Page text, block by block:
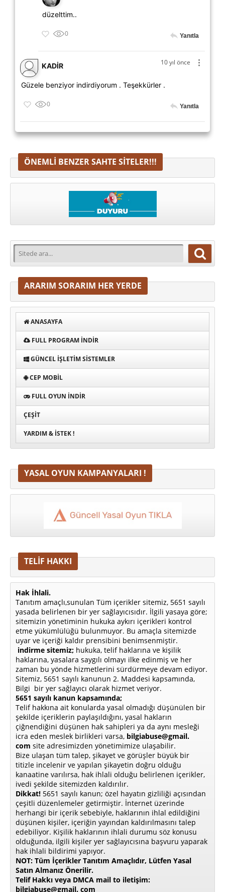
düzelttim..
0 Yanıtla
10 yıl önce
KADİR
Güzele benziyor indirdiyorum . Teşekkürler .
0 Yanıtla
ÖNEMLI BENZER SAHTE SITELER!!!
ARARIM SORARIM HER YERDE
ANASAYFA
FULL PROGRAM INDIR
GÜNCEL İŞLETIM SISTEMLER
CEP MOBIL
FULL OYUN İNDIR
ÇEŞIT
YARDIM & İSTEK !
YASAL OYUN KAMPANYALARI !
TELİF HAKKI
Hak İhlali.
Tanıtım amaçlı,sunulan Tüm içerikler sitemiz, 5651 sayılı
yasada belirlenen bir yer sağlayıcısıdır. İlgili yasaya göre;
sitemizin yönetiminin hukuka aykırı içerikleri kontrol
etme yükümlülüğü bulunmuyor. Bu amaçla sitemizde
uyar ve içeriği kaldır prensibini benimsenmiştir.
indirme sitemiz; hukuka, telif haklarına ve kişilik
haklarına, yasalara saygılı olmayı ilke edinmiş ve her
zaman bu yönde hizmetlerini sürdürmeye devam ediyor.
Sitemiz, 5651 sayılı kanunun 2. Maddesi kapsamında,
Bilgi bir yer sağlayıcı olarak hizmet veriyor.
5651 sayılı kanun kapsamında;
Telif hakkına ait konularda yasal olmadığı düşünülen bir
şekilde içeriklerin paylaşıldığını, yasal hakların
çiğnendiğini düşünen hak sahipleri ya da aynı mesleği
icra eden meslek birlikleri varsa, bilgiabuse@gmail.
com site adresimizden yönetimimize ulaşabilir.
Bize ulaşan tüm talep, şikayet ve görüşler büyük bir
titizle incelenir ve yapılan şikayetin doğru olduğu
kanaatine varılırsa, hak ihlali olduğu belirlenen içerikler,
ivedi şekilde sitemizden kaldırılır.
Dikkat! 5651 sayılı kanun; özel hayatın gizliliği açısından
çeşitli düzenlemeler getirmiştir. İnternet üzerinde
herhangi bir içerik sebebiyle, haklarının ihlal edildiğini
düşünen kişiler, içeriğin yayından kaldırılmasını talep
edebiliyor. Kişilik haklarının ihlali durumu söz konusu
olduğunda, ilgili kişiler yer sağlayıcısına başvuru yaparak
hak ihlali bildirimi yapıyor.
NOT: Tüm İçerikler Tanıtım Amaçlıdır, Lütfen Yasal
Satın Almanız Önerilir.
Telif Hakkı veya DMCA mail to iletişim:
bilgiabuse@gmail. com